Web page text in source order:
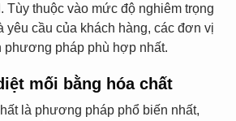
Tùy thuộc vào mức độ nghiêm trọng
yêu cầu của khách hàng, các đơn vị
phương pháp phù hợp nhất.
mối bằng hóa chất
là phương pháp phổ biến nhất,